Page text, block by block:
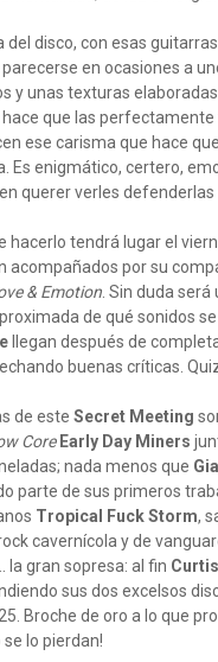
del disco, con esas
parecerse en ocasiones a
y unas texturas
que las
ese carisma que hace
Es enigmático, certero,
querer verles defenderlas
hacerlo tendrá lugar el
acompañados por su
& Emotion . Sin duda
de qué sonidos
llegan después de
buenas críticas.
de este Secret Meeting
Core Early Day Miners
nada menos que
parte de sus primeros
Tropical Fuck Storm,
cavernícola y de
la gran sopresa: al fin
sus dos excelsos
Broche de oro a lo que
se lo pierdan!